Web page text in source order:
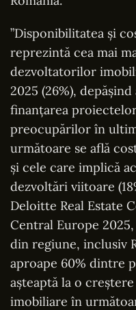
”Disponibilitatea şi
reprezintă cea mai
dezvoltatorilor
2025 (26%),
finanţarea
preocupărilor în
următoare se află
şi cele care implică
dezvoltări viitoare
Deloitte Real Estate
Central Europe
din regiune, inclusiv
aproape 60% dintre
aşteaptă la o
imobiliare în